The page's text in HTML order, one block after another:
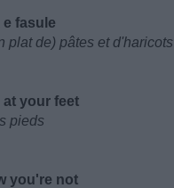
fasule
plat de) pâtes et d'haricots
your feet
pieds
you're not